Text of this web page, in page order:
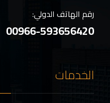
رقم الهاتف الدولي:
00966-593656420
الخدمات